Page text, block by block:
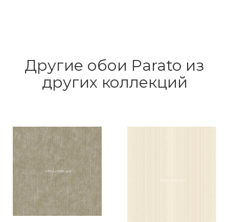
Другие обои Parato из
других коллекций